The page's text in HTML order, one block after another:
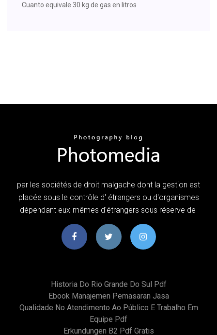
Cuanto equivale 30 kg de gas en litros
par les sociétés de droit malgache dont la gestion est
placée sous le contrôle d' étrangers ou d'organismes
dépendant eux-mêmes d'étrangers sous réserve de
Historia Do Rio Grande Do Sul Pdf
Ebook Manajemen Pemasaran Jasa
Qualidade No Atendimento Ao Público E Trabalho Em
Equipe Pdf
Erkundungen B2 Pdf Gratis